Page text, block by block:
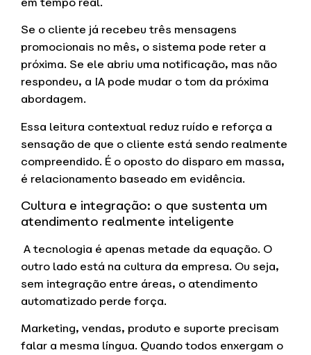
Se o cliente já recebeu três mensagens
promocionais no mês, o sistema pode reter a
próxima. Se ele abriu uma notificação, mas não
respondeu, a IA pode mudar o tom da próxima
abordagem.
Essa leitura contextual reduz ruído e reforça a
sensação de que o cliente está sendo realmente
compreendido. É o oposto do disparo em massa,
é relacionamento baseado em evidência.
Cultura e integração: o que sustenta um
atendimento realmente inteligente
A tecnologia é apenas metade da equação. O
outro lado está na cultura da empresa. Ou seja,
sem integração entre áreas, o atendimento
automatizado perde força.
Marketing, vendas, produto e suporte precisam
falar a mesma língua. Quando todos enxergam o